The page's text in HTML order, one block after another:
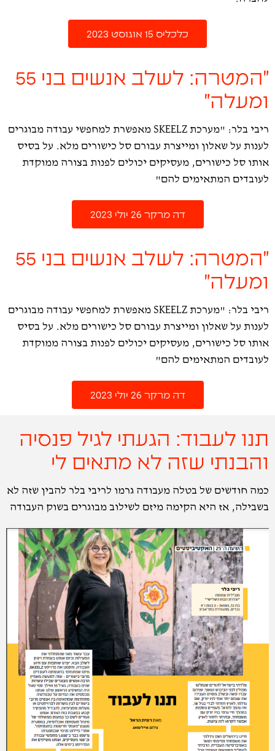
כלכליס 15 אוגוסט 2023
"המטרה: לשלב אנשים בני 55
ומעלה"
ריבי בלר: "מערכת SKEELZ מאפשרת למחפשי עבודה מבוגרים
לענות על שאלון ומייצרת עבורם סל כישורים מלא. על בסיס
אותו סל כישורים, מעסיקים יכולים לפנות בצורה ממוקדת
לעובדים המתאימים להם"
דה מרקר 26 יולי 2023
"המטרה: לשלב אנשים בני 55
ומעלה"
ריבי בלר: "מערכת SKEELZ מאפשרת למחפשי עבודה מבוגרים
לענות על שאלון ומייצרת עבורם סל כישורים מלא. על בסיס
אותו סל כישורים, מעסיקים יכולים לפנות בצורה ממוקדת
לעובדים המתאימים להם"
דה מרקר 26 יולי 2023
תנו לעבוד: הגעתי לגיל פנסיה
והבנתי שזה לא מתאים לי
כמה חודשים של בטלה מעבודה גרמו לריבי בלר להבין שזה לא
בשבילה, אז היא הקימה מיזם לשילוב מבוגרים בשוק העבודה